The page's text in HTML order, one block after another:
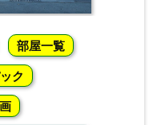
部屋一覧
ク